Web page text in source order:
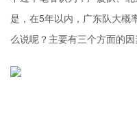
是，在5年以内，广东队大概
么说呢？主要有三个方面的因